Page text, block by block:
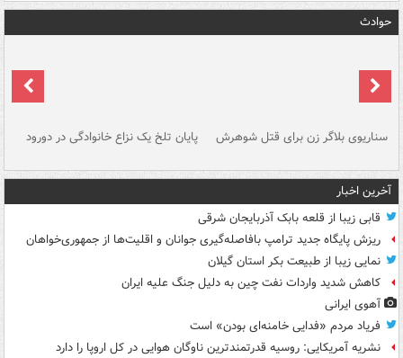
حوادث
سناریوی بلاگر زن برای قتل شوهرش پایان تلخ یک نزاع خانوادگی در دورود
آخرین اخبار
قابی زیبا از قلعه بابک آذربایجان شرقی
ریزش پایگاه جدید ترامپ بافاصله‌گیری جوانان و اقلیت‌ها از جمهوری‌خواهان
نمایی زیبا از طبیعت بکر استان گیلان
کاهش شدید واردات نفت چین به دلیل جنگ علیه ایران
آهوی ایرانی
فریاد مردم «فدایی خامنه‌ای بودن» است
نشریه آمریکایی: روسیه قدرتمندترین ناوگان هوایی در کل اروپا را دارد